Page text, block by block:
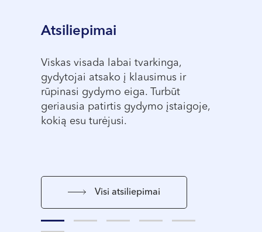
Atsiliepimai
Viskas visada labai tvarkinga,
gydytojai atsako į klausimus ir
rūpinasi gydymo eiga. Turbūt
geriausia patirtis gydymo įstaigoje,
kokią esu turėjusi.
Visi atsiliepimai